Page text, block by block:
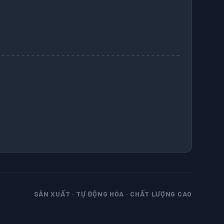
SẢN XUẤT · TỰ ĐỘNG HÓA · CHẤT LƯỢNG CAO